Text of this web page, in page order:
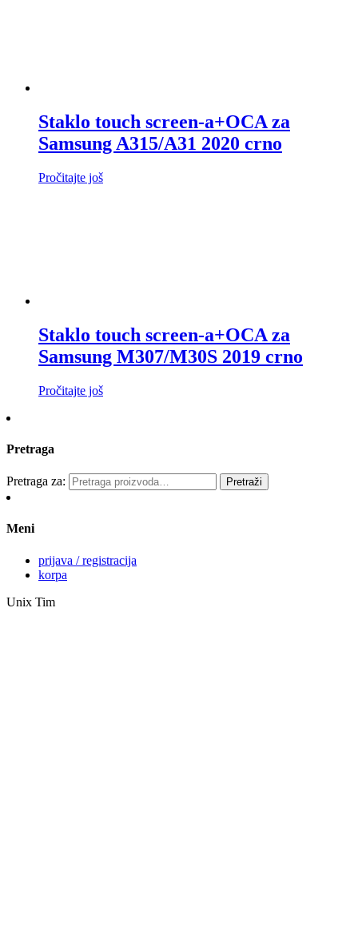
Staklo touch screen-a+OCA za
Samsung A315/A31 2020 crno
Pročitajte još
Staklo touch screen-a+OCA za
Samsung M307/M30S 2019 crno
Pročitajte još
Pretraga
Pretraga za: Pretraži
Meni
prijava / registracija
korpa
Unix Tim